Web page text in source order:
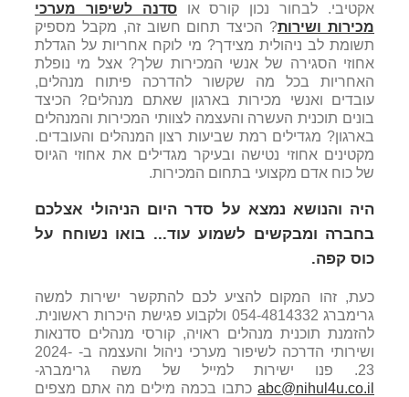
אקטיבי. לבחור נכון קורס אוסדנה לשיפור מערכי
מכירות ושירות? הכיצד תחום חשוב זה, מקבל מספיק
תשומת לב ניהולית מצידך? מי לוקח אחריות על הגדלת
אחוזי הסגירה של אנשי המכירות שלך? אצל מי נופלת
האחריות בכל מה שקשור להדרכה פיתוח מנהלים,
עובדים ואנשי מכירות בארגון שאתם מנהלים? הכיצד
בונים תוכנית העשרה והעצמה לצוותי המכירות והמנהלים
בארגון? מגדילים רמת שביעות רצון המנהלים והעובדים.
מקטינים אחוזי נטישה ובעיקר מגדילים את אחוזי הגיוס
של כוח אדם מקצועי בתחום המכירות.
היה והנושא נמצא על סדר היום הניהולי אצלכם
בחברה ומבקשים לשמוע עוד... בואו נשוחח על
כוס קפה.
כעת, זהו המקום להציע לכם להתקשר ישירות למשה
גרימברג 054-4814332 ולקבוע פגישת היכרות ראשונית.
להזמנת תוכנית מנהלים ראויה, קורסי מנהלים סדנאות
ושירותי הדרכה לשיפור מערכי ניהול והעצמה ב- 2024-
23. פנו ישירות למייל של משה גרימברג-
abc@nihul4u.co.il כתבו בכמה מילים מה אתם מצפים